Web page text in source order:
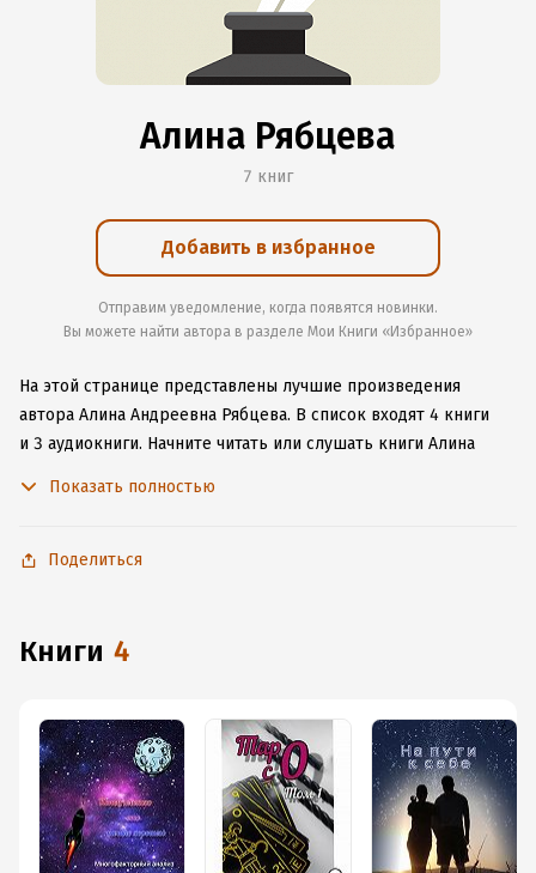
Алина Рябцева
7 книг
Добавить в избранное
Отправим уведомление, когда появятся новинки.
Вы можете найти автора в разделе Мои Книги «Избранное»
На этой странице представлены лучшие произведения
автора Алина Андреевна Рябцева. В список входят 4 книги
и 3 аудиокниги. Начните читать или слушать книги Алина
подключения к интернету.
Показать полностью
Поделиться
книги 4